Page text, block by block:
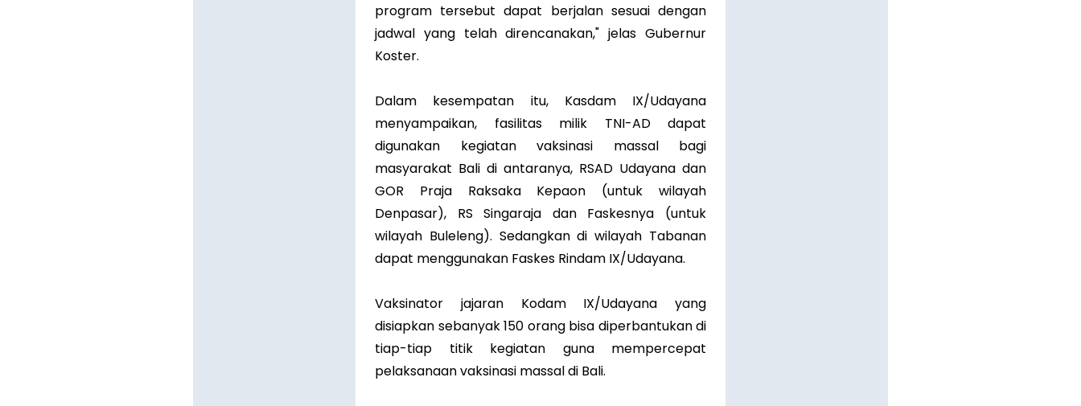
program tersebut dapat berjalan sesuai dengan
jadwal yang telah direncanakan," jelas Gubernur
Koster.
Dalam kesempatan itu, Kasdam IX/Udayana
menyampaikan, fasilitas milik TNI-AD dapat
digunakan kegiatan vaksinasi massal bagi
masyarakat Bali di antaranya, RSAD Udayana dan
GOR Praja Raksaka Kepaon (untuk wilayah
Denpasar), RS Singaraja dan Faskesnya (untuk
wilayah Buleleng). Sedangkan di wilayah Tabanan
dapat menggunakan Faskes Rindam IX/Udayana.
Vaksinator jajaran Kodam IX/Udayana yang
disiapkan sebanyak 150 orang bisa diperbantukan di
tiap-tiap titik kegiatan guna mempercepat
pelaksanaan vaksinasi massal di Bali.